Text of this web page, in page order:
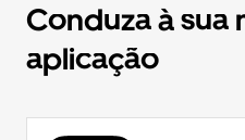
Conduza à sua
aplicação